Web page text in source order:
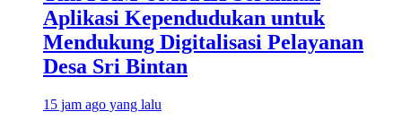
Aplikasi Kependudukan untuk
Mendukung Digitalisasi Pelayanan
Desa Sri Bintan
15 jam ago yang lalu